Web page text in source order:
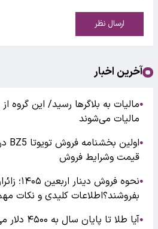
ارسال نظر
آخرین اخبار
●مالیات به بلاگرها رسید/ این
مالیات می‌شوند
●
قیمت وشرایط فروش
●
نحوه فروش
بفروشند؟اطلاعات کلیدی و نکات
●آیا طلا تا پایان سال به ۴۵۰۰ دلار می‌رسد؟